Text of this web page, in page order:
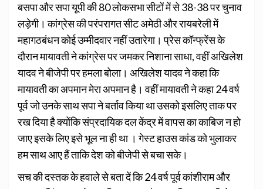
बसपा और सपा यूपी की 80 लोकसभा सीटों में से 38-38 पर चुनाव
लड़ेगी। कांग्रेस की परंपरागत सीट अमेठी और रायबरेली में
महागठबंधन कोई उम्मीदवार नहीं उतारेगा। प्रेस कॉन्फ्रेंस के
दौरान मायावती ने कांग्रेस पर जमकर निशाना साधा, वहीं अखिलेश
यादव ने बीजेपी पर हमला बोला। अखिलेश यादव ने कहा कि
मायावती का अपमान मेरा अपमान है। वहीं मायावती ने कहा 24 वर्ष
पूर्व जो उनके साथ सपा ने बर्ताव किया था उसको इसलिए ताक पर
रख दिया है क्योंकि संप्रदायिक दल केंद्र में वापस का काबिज न हो
जाए इसके लिए इसे भूल ना ही था । गेस्ट हाउस कांड को भुलाकर
हम साथ आए हैं ताकि देश को बीजेपी से बचा सके।
सच की दस्तक के हवाले से बता दें कि 24 वर्ष पूर्व कांशीराम और